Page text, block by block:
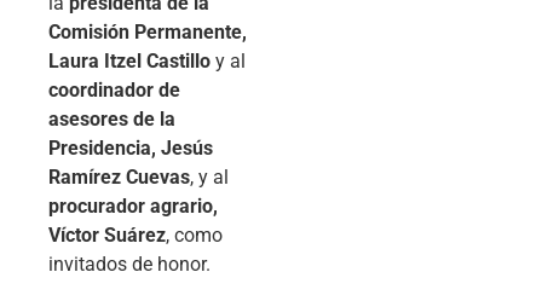
Comisión Permanente,
Laura Itzel Castillo y al
coordinador de
asesores de la
Presidencia, Jesús
Ramírez Cuevas, y al
procurador agrario,
Víctor Suárez, como
invitados de honor.